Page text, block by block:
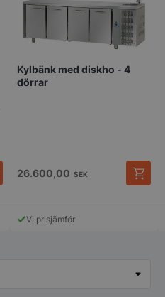
Kylbänk med diskho - 4
dörrar
26.600,00 SEK
Vi prisjämför